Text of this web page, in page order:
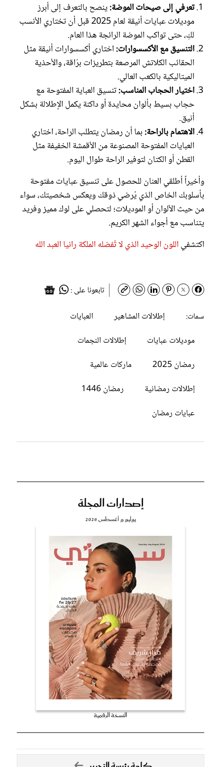
تعرفي إلى صيحات الموضة:ينصح بالتعرف إلى أبرز
موديلات عبايات أنيقة لعام 2025 قبل أن تختاري الأنسب
لكِ، حتى تواكب الموضة الرائجة هذا العام.
التنسيق مع الأكسسوارات:اختاري أكسسوارات أنيقة مثل
الحقائب الكلاتش المرصعة بتطريزات برّاقة، والأحذية
الميتاليكية بالكعب العالي.
اختيار الحجاب المناسب:تنسيق العباية المفتوحة مع
حجاب بسيط بألوان محايدة أو داكنة يكمل الإطلالة بشكل
أنيق.
الاهتمام بالراحة:بما أن رمضان يتطلب الراحة، اختاري
العبايات المفتوحة المصنوعة من الأقمشة الخفيفة مثل
القطن أو الكتان لتوفير الراحة طوال اليوم.
وأخيراً أطلقي العنان للحصول على تنسيق عبايات مفتوحة
بأسلوبك الخاص الذي يُرضي ذوقك ويعكس شخصيتك، سواء
من حيث الألوان أو الموديلات؛ لتحصلي على لوك مميز وفريد
يتناسب مع أجواء الشهر الكريم.
اكتشفي اللون الوحيد الذي لا تُفضله الملكة رانيا العبد الله
تابعونا على :
سمات:
إطلالات المشاهير
العبايات
موديلات عبايات
إطلالات النجمات
رمضان 2025
ماركات عالمية
إطلالات رمضانية
رمضان 1446
عبايات رمضان
إصدارات المجلة
يوليو و أغسطس 2026
النسخة الرقمية